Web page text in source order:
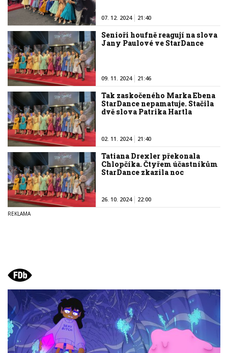
07. 12. 2024 21:40
Senioři houfně reagují na slova
Jany Paulové ve StarDance
09. 11. 2024 21:46
Tak zaskočeného Marka Ebena
StarDance nepamatuje. Stačila
dvě slova Patrika Hartla
02. 11. 2024 21:40
Tatiana Drexler překonala
Chlopčíka. Čtyřem účastníkům
StarDance zkazila noc
26. 10. 2024 22:00